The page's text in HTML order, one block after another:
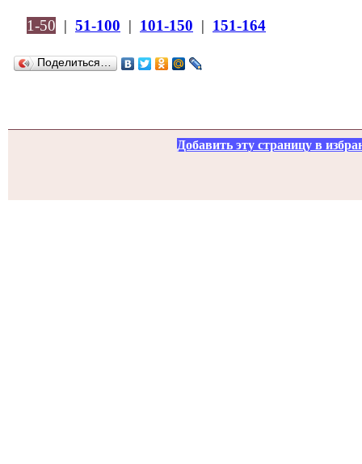
1-50 | 51-100 | 101-150 | 151-164
Поделиться…
Добавить эту страницу в